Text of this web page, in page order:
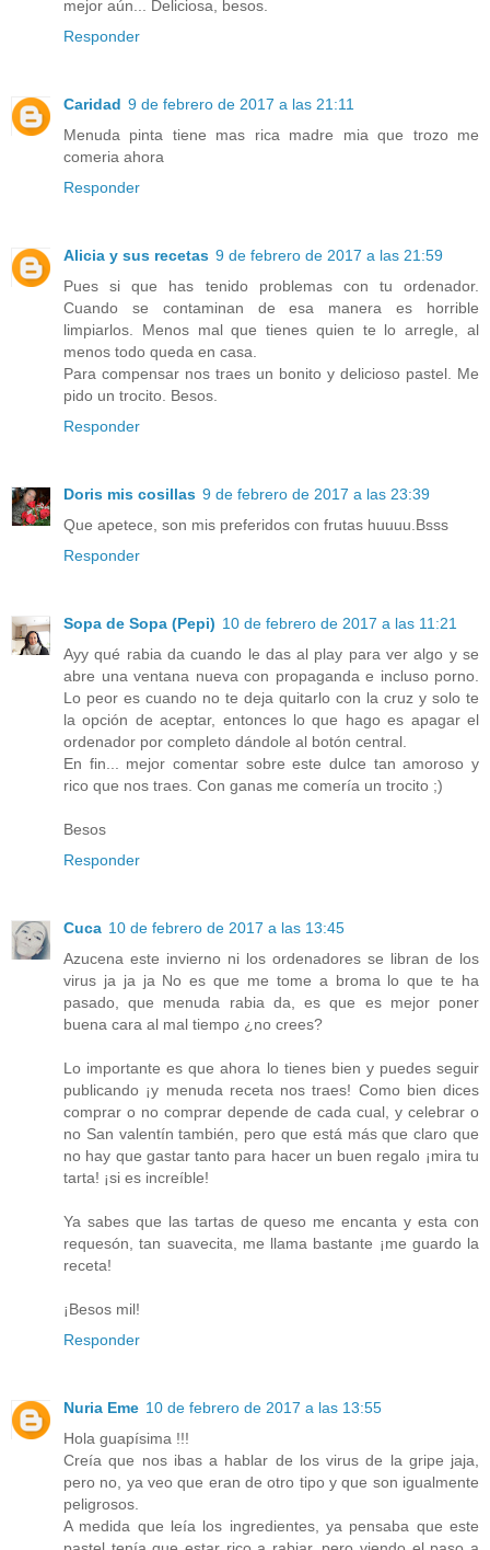
mejor aún... Deliciosa, besos.
Responder
Caridad 9 de febrero de 2017 a las 21:11
Menuda pinta tiene mas rica madre mia que trozo me
comeria ahora
Responder
Alicia y sus recetas 9 de febrero de 2017 a las 21:59
Pues si que has tenido problemas con tu ordenador.
Cuando se contaminan de esa manera es horrible
limpiarlos. Menos mal que tienes quien te lo arregle, al
menos todo queda en casa.
Para compensar nos traes un bonito y delicioso pastel. Me
pido un trocito. Besos.
Responder
Doris mis cosillas 9 de febrero de 2017 a las 23:39
Que apetece, son mis preferidos con frutas huuuu.Bsss
Responder
Sopa de Sopa (Pepi) 10 de febrero de 2017 a las 11:21
Ayy qué rabia da cuando le das al play para ver algo y se
abre una ventana nueva con propaganda e incluso porno.
Lo peor es cuando no te deja quitarlo con la cruz y solo te
la opción de aceptar, entonces lo que hago es apagar el
ordenador por completo dándole al botón central.
En fin... mejor comentar sobre este dulce tan amoroso y
rico que nos traes. Con ganas me comería un trocito ;)
Besos
Responder
Cuca 10 de febrero de 2017 a las 13:45
Azucena este invierno ni los ordenadores se libran de los
virus ja ja ja No es que me tome a broma lo que te ha
pasado, que menuda rabia da, es que es mejor poner
buena cara al mal tiempo ¿no crees?
Lo importante es que ahora lo tienes bien y puedes seguir
publicando ¡y menuda receta nos traes! Como bien dices
comprar o no comprar depende de cada cual, y celebrar o
no San valentín también, pero que está más que claro que
no hay que gastar tanto para hacer un buen regalo ¡mira tu
tarta! ¡si es increíble!
Ya sabes que las tartas de queso me encanta y esta con
requesón, tan suavecita, me llama bastante ¡me guardo la
receta!
¡Besos mil!
Responder
Nuria Eme 10 de febrero de 2017 a las 13:55
Hola guapísima !!!
Creía que nos ibas a hablar de los virus de la gripe jaja,
pero no, ya veo que eran de otro tipo y que son igualmente
peligrosos.
A medida que leía los ingredientes, ya pensaba que este